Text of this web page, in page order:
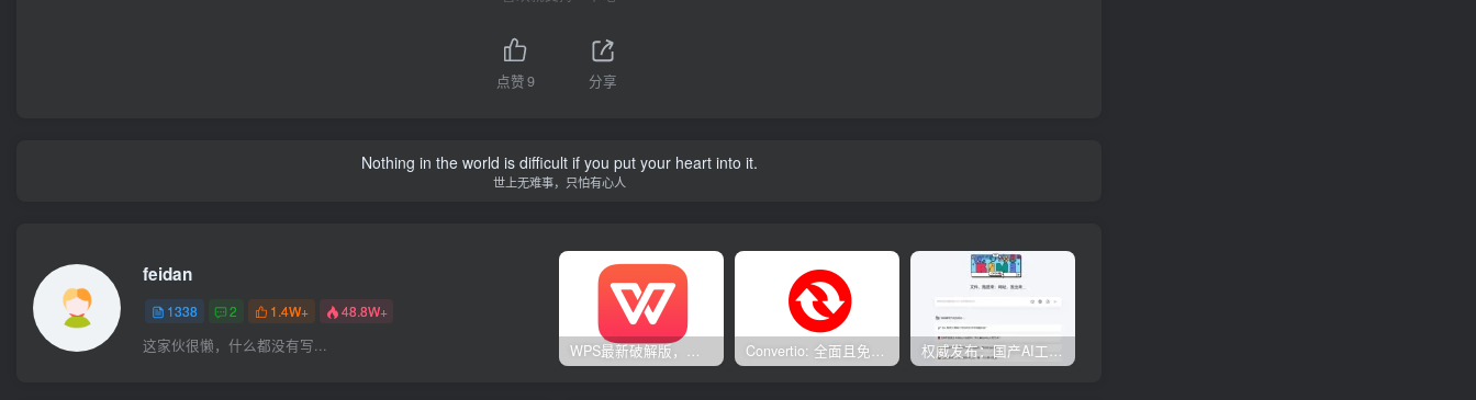
点赞9 分享
Nothing in the world is difficult if you put your heart into it.
世上无难事，只怕有心人
feidan
1338 2 1.4W+ 48.8W+
这家伙很懒，什么都没有写... WPS最新破解版，已永久激活，无限制使用！ Convertio: 全面且免费的在线文件转换工具 权威发布：国产AI工具排行榜TOP10，必备神器一览无余